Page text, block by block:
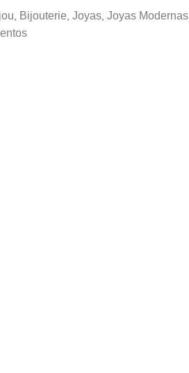
, Bijouterie, Joyas, Joyas Modernas